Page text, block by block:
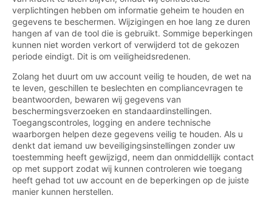
verplichtingen hebben om informatie geheim te houden en
gegevens te beschermen. Wijzigingen en hoe lang ze duren
hangen af van de tool die is gebruikt. Sommige beperkingen
kunnen niet worden verkort of verwijderd tot de gekozen
periode eindigt. Dit is om veiligheidsredenen.
Zolang het duurt om uw account veilig te houden, de wet na
te leven, geschillen te beslechten en compliancevragen te
beantwoorden, bewaren wij gegevens van
beschermingsverzoeken en standaardinstellingen.
Toegangscontroles, logging en andere technische
waarborgen helpen deze gegevens veilig te houden. Als u
denkt dat iemand uw beveiligingsinstellingen zonder uw
toestemming heeft gewijzigd, neem dan onmiddellijk contact
op met support zodat wij kunnen controleren wie toegang
heeft gehad tot uw account en de beperkingen op de juiste
manier kunnen herstellen.